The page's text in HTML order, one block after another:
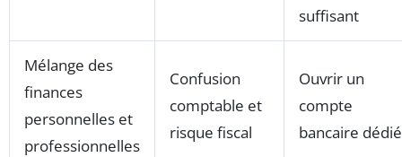
suffisant
Mélange des
finances
personnelles et
professionnelles
Confusion
comptable et
risque fiscal
Ouvrir un
compte
bancaire dédié